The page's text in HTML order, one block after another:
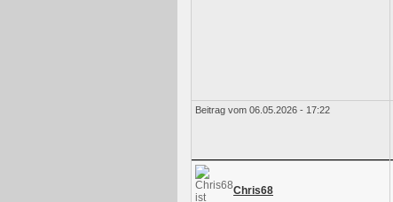
Beitrag vom 06.05.2026 - 17:22
Chris68